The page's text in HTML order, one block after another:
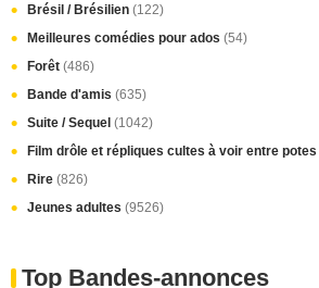
Brésil / Brésilien (122)
Meilleures comédies pour ados (54)
Forêt (486)
Bande d'amis (635)
Suite / Sequel (1042)
Film drôle et répliques cultes à voir entre potes
Rire (826)
Jeunes adultes (9526)
Top Bandes-annonces